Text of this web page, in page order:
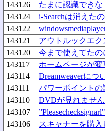
143126
たまに認識できな
143124
i-Searchは消えた
143122
143121
アウトルックエ
143120
今まで使えてた
143117
ホームページが変
143114
Dreamweaverにつ
143111
パワーポイントの
143110
DVDが見れません
143107
143106
スキャナーを購入